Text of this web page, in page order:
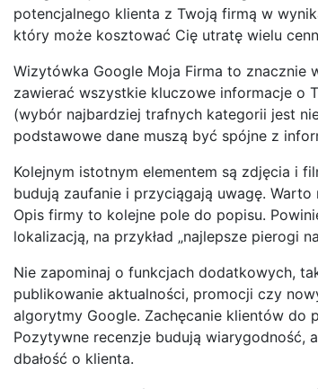
potencjalnego klienta z Twoją firmą w
który może kosztować Cię utratę wielu
Wizytówka Google Moja Firma to
zawierać wszystkie kluczowe informacje o
(wybór najbardziej trafnych kategorii jest
podstawowe dane muszą być spójne z
Kolejnym istotnym elementem są zdjęcia i
budują zaufanie i przyciągają uwagę.
Opis firmy to kolejne pole do popisu.
lokalizacją, na przykład „najlepsze pierogi
Nie zapominaj o funkcjach dodatkowych,
publikowanie aktualności, promocji czy
algorytmy Google. Zachęcanie klientów do
Pozytywne recenzje budują wiarygodność,
dbałość o klienta.